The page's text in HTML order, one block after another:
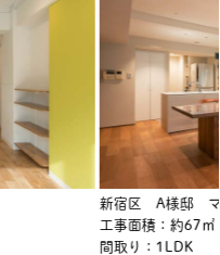
宿区 A様邸 マンション
事面積：約67㎡
取り：1LDK